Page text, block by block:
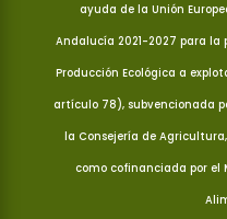
ayuda de la Unión
Andalucía 2021-2027 para la
Producción Ecológica a
artículo 78), subvencionada
la Consejería de
como cofinanciada por el